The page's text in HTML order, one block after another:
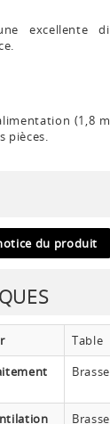
excellente
(1,8
pièces.
du produit
Table